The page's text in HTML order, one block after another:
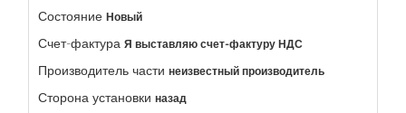
Состояние Новый
Счет-фактура Я выставляю счет-фактуру НДС
Производитель части неизвестный производитель
Сторона установки назад